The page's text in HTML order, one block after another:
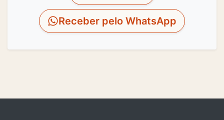
Receber pelo WhatsApp